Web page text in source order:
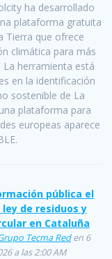
ha desarrollado
plataforma gratuita
Tierra que ofrece
climática para más
La herramienta está
en la identificación
sostenible de La
plataforma para
europeas aparece
pública el
de residuos y
en Cataluña
Tecma Reden 6
a las 2:00 AM